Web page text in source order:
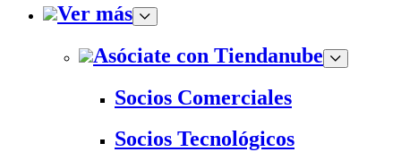
Ver más
Asóciate con Tiendanube
Socios Comerciales
Socios Tecnológicos